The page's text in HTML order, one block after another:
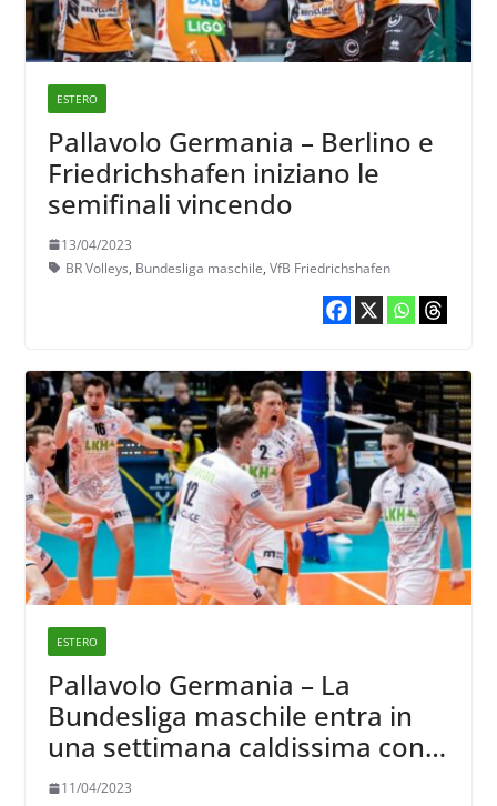
ESTERO
Pallavolo Germania – Berlino e
Friedrichshafen iniziano le
semifinali vincendo
13/04/2023
BR Volleys, Bundesliga maschile, VfB Friedrichshafen
ESTERO
Pallavolo Germania – La
Bundesliga maschile entra in
una settimana caldissima con
gara 1 delle semifinali.
11/04/2023